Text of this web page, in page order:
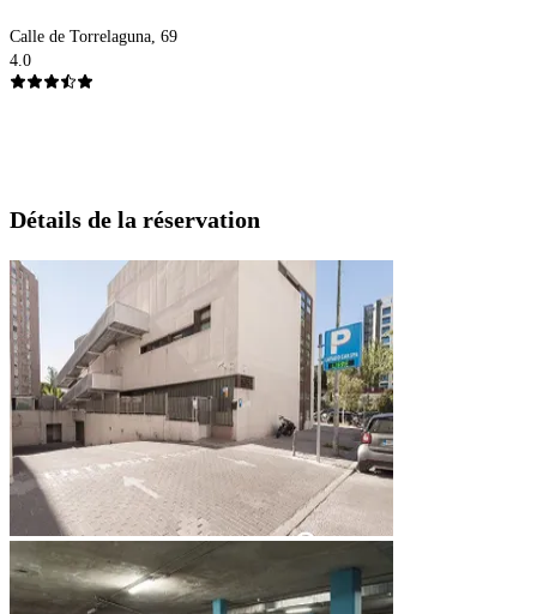
Calle de Torrelaguna, 69
4.0
Détails de la réservation